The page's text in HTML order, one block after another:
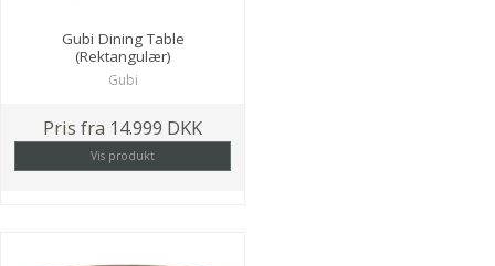
Gubi Dining Table
(Rektangulær)
Gubi
Pris fra 14.999 DKK
Vis produkt